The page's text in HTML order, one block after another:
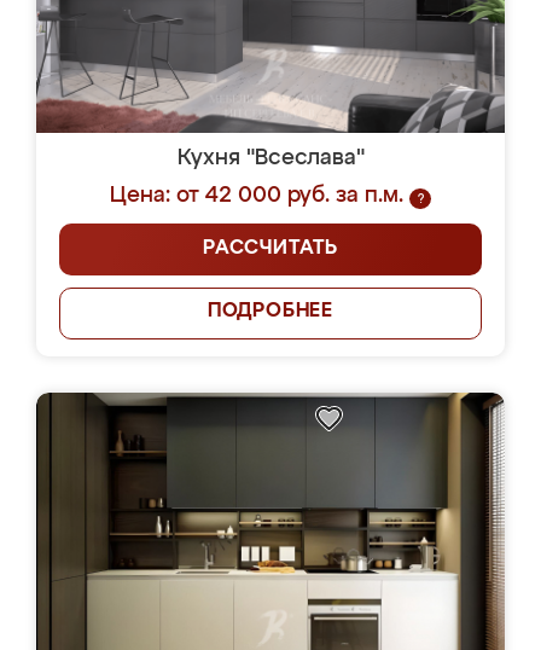
Кухня "Всеслава"
Цена: от 42 000 руб. за п.м.
?
РАССЧИТАТЬ
ПОДРОБНЕЕ